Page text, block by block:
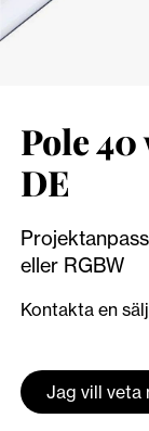
Pole
DE
eller RGBW
Kontakta en
Jag vill veta